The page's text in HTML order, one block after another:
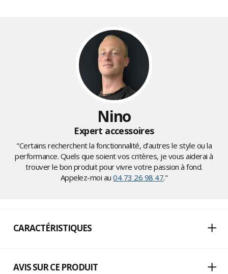
Nino
Expert accessoires
"Certains recherchent la fonctionnalité, d’autres le style ou la
performance. Quels que soient vos critères, je vous aiderai à
trouver le bon produit pour vivre votre passion à fond.
Appelez-moi au04 73 26 98 47."
CARACTÉRISTIQUES
AVIS SUR CE PRODUIT